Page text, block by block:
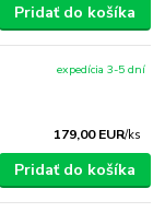
Pridať do košíka
179,00 EUR/ks
expedícia 3-5 dní
Pridať do košíka